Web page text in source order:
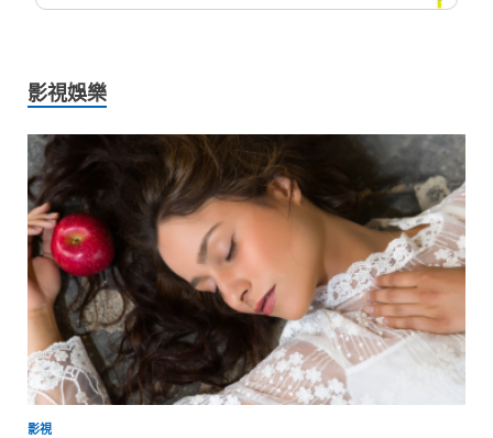
影視娛樂
影視